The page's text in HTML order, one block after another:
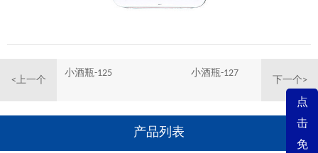
<上一个
小酒瓶-125
下一个>
小酒瓶-127
点
击
免
产品列表